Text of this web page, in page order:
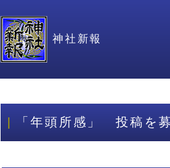
神社新報
「年頭所感」 投稿を